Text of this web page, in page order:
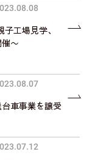
工場見学、
〜
車事業を譲受